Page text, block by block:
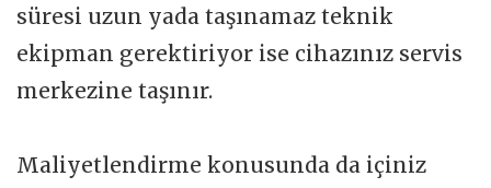
süresi uzun yada taşınamaz teknik
ekipman gerektiriyor ise cihazınız servis
merkezine taşınır.
Maliyetlendirme konusunda da içiniz